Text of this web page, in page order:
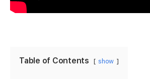
Table of Contents show